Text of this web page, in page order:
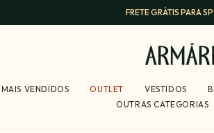
FRETE GRÁTIS PARA
MAIS VENDIDOS OUTLET VESTIDOS
OUTRAS CATEGORIAS